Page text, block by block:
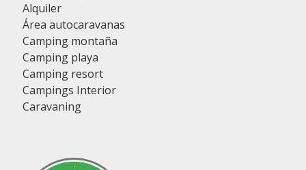
Alquiler
Área autocaravanas
Camping montaña
Camping playa
Camping resort
Campings Interior
Caravaning